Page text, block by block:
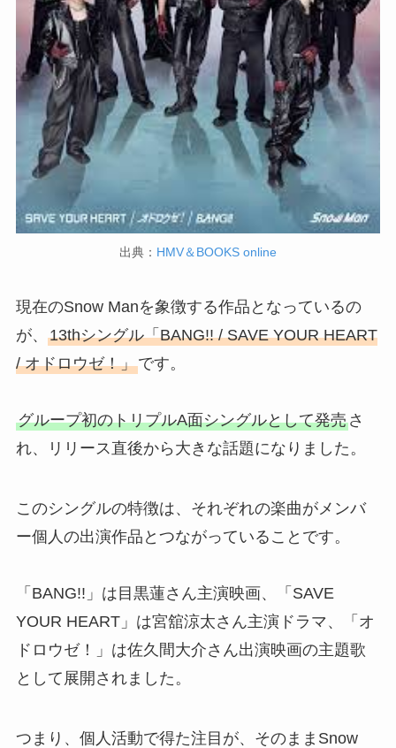
出典： HMV＆BOOKS online
現在のSnow Manを象徴する作品となっているの
が、 13thシングル「BANG!! / SAVE YOUR HEART
/ オドロウゼ！」です。
グループ初のトリプルA面シングルとして発売さ
れ、リリース直後から大きな話題になりました。
このシングルの特徴は、それぞれの楽曲がメンバ
ー個人の出演作品とつながっていることです。
「BANG!!」は目黒蓮さん主演映画、「SAVE
YOUR HEART」は宮舘涼太さん主演ドラマ、「オ
ドロウゼ！」は佐久間大介さん出演映画の主題歌
として展開されました。
つまり、個人活動で得た注目が、そのままSnow